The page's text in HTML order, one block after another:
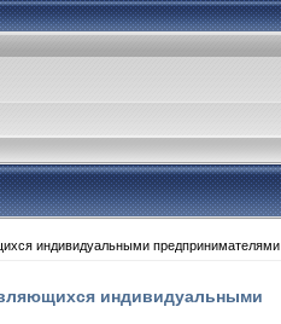
индивидуальными предпринимателями
индивидуальными